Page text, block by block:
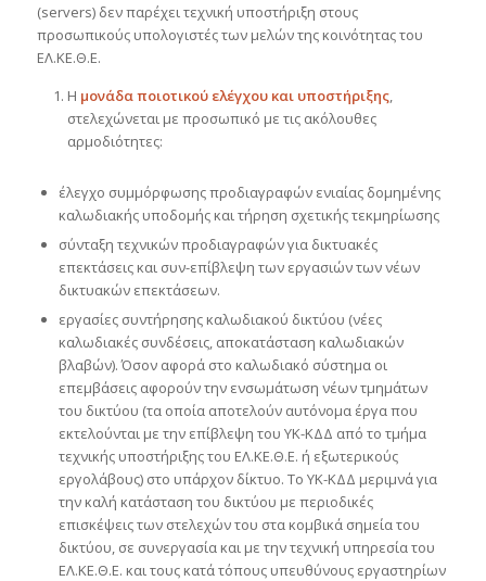
(servers) δεν παρέχει τεχνική υποστήριξη στους
προσωπικούς υπολογιστές των μελών της κοινότητας του
ΕΛ.ΚΕ.Θ.Ε.
Η μονάδαποιοτικού ελέγχου και υποστήριξης,
στελεχώνεται με προσωπικό με τις ακόλουθες
αρμοδιότητες:
έλεγχο συμμόρφωσης προδιαγραφών ενιαίας δομημένης
καλωδιακής υποδομής και τήρηση σχετικής τεκμηρίωσης
σύνταξη τεχνικών προδιαγραφών για δικτυακές
επεκτάσεις και συν-επίβλεψη των εργασιών των νέων
δικτυακών επεκτάσεων.
εργασίες συντήρησης καλωδιακού δικτύου (νέες
καλωδιακές συνδέσεις, αποκατάσταση καλωδιακών
βλαβών). Όσον αφορά στο καλωδιακό σύστημα οι
επεμβάσεις αφορούν την ενσωμάτωση νέων τμημάτων
του δικτύου (τα οποία αποτελούν αυτόνομα έργα που
εκτελούνται με την επίβλεψη του ΥΚ-ΚΔΔ από το τμήμα
τεχνικής υποστήριξης του ΕΛ.ΚΕ.Θ.Ε. ή εξωτερικούς
εργολάβους) στο υπάρχον δίκτυο. Το ΥΚ-ΚΔΔ μεριμνά για
την καλή κατάσταση του δικτύου με περιοδικές
επισκέψεις των στελεχών του στα κομβικά σημεία του
δικτύου, σε συνεργασία και με την τεχνική υπηρεσία του
ΕΛ.ΚΕ.Θ.Ε. και τους κατά τόπους υπευθύνους εργαστηρίων